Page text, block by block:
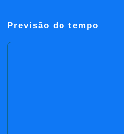
Previsão do tempo